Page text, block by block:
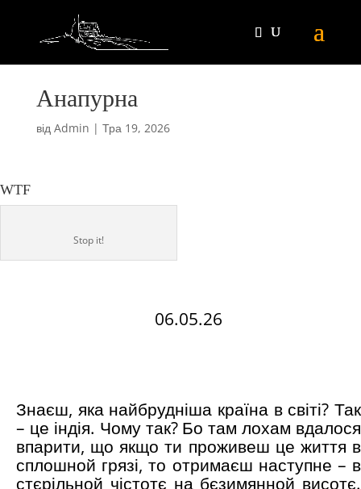
Анапурна
від Admin | Тра 19, 2026
WTF
Stop it!
06.05.26
Знаєш, яка найбрудніша країна в світі? Так
– це індія. Чому так? Бо там лохам вдалося
впарити, що якщо ти проживеш це життя в
сплошной грязі, то отримаєш наступне – в
стєрільной чістотє на бєзимянной висотє.